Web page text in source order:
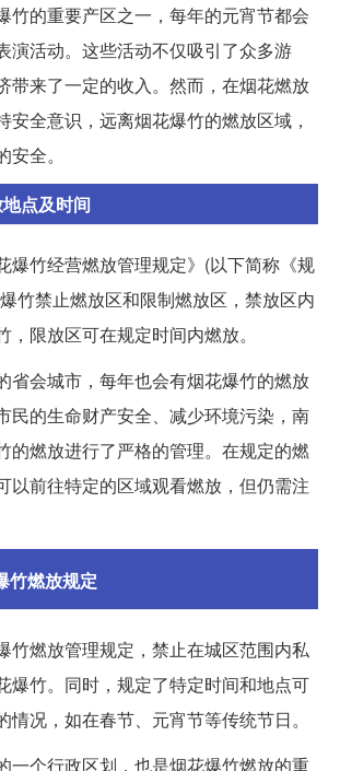
竹的重要产区之一，每年的元宵节都会
演活动。这些活动不仅吸引了众多游
带来了一定的收入。然而，在烟花燃放
安全意识，远离烟花爆竹的燃放区域，
全。
点及时间
爆竹经营燃放管理规定》(以下简称《规
竹禁止燃放区和限制燃放区，禁放区内
，限放区可在规定时间内燃放。
省会城市，每年也会有烟花爆竹的燃放
民的生命财产安全、减少环境污染，南
的燃放进行了严格的管理。在规定的燃
以前往特定的区域观看燃放，但仍需注
竹燃放规定
竹燃放管理规定，禁止在城区范围内私
爆竹。同时，规定了特定时间和地点可
情况，如在春节、元宵节等传统节日。
一个行政区划，也是烟花爆竹燃放的重